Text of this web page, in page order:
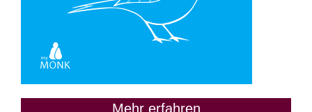
Mehr erfahren